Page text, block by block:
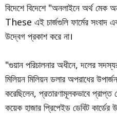
বিদেশে বিদেশে "অনলাইনে অর্থ মেক
These এই চার্জগুলি ফার্মের সংবাদ
উদ্বেগ প্রকাশ করে না।
"গুয়ান পরিচালনার অধীনে, দলের
মিলিয়ন মিলিয়ন ডলার অপরাধের
করেছিলেন, প্রতারণামূলকভাবে প্রাপ্ত
কয়েক হাজার প্রিপেইড ডেবিট